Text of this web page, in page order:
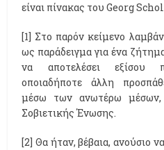
είναι πίνακας του Georg
[1] Στο παρόν κείμενο
ως παράδειγμα για ένα
να αποτελέσει εξίσου
οποιαδήποτε άλλη
μέσω των ανωτέρω
Σοβιετικής Ένωσης.
[2] Θα ήταν, βέβαια, ανούσιο